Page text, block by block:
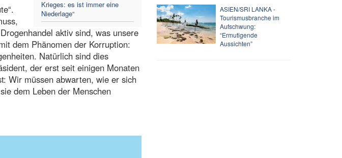
Krieges: es ist immer eine
Niederlage“
aktiv sind, was unsere
dem Phänomen der Korruption:
Natürlich sind dies
der erst seit einigen Monaten
Wir müssen abwarten, wie er sich
dem Leben der Menschen
ASIEN/SRI LANKA -
Tourismusbranche im
Aufschwung:
“Ermutigende
Aussichten”